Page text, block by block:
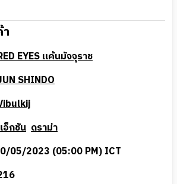
EYES แค้นมัจจุราช
SHINDO
อ็กชัน ดราม่า
05/2023 (05:00 PM) ICT